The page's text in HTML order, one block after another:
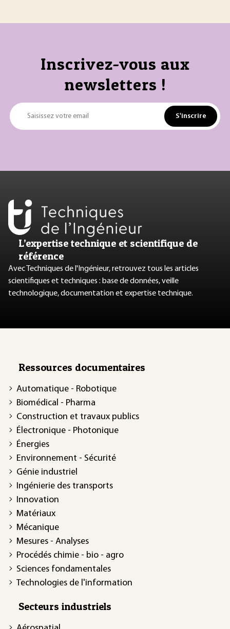
Inscrivez-vous aux
newsletters !
Saisissez votre email S'inscrire
L’expertise technique et scientifique de
référence
Avec Techniques de l'Ingénieur, retrouvez tous les articles
scientifiques et techniques : base de données, veille
technologique, documentation et expertise technique.
Ressources documentaires
Automatique - Robotique
Biomédical - Pharma
Construction et travaux publics
Électronique - Photonique
Énergies
Environnement - Sécurité
Génie industriel
Ingénierie des transports
Innovation
Matériaux
Mécanique
Mesures - Analyses
Procédés chimie - bio - agro
Sciences fondamentales
Technologies de l'information
Secteurs industriels